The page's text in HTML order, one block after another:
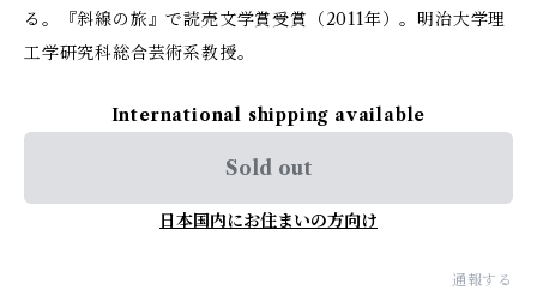
る。『斜線の旅』で読売文学賞受賞（2011年）。明治大学理
工学研究科総合芸術系教授。
International shipping available
Sold out
日本国内にお住まいの方向け
通報する